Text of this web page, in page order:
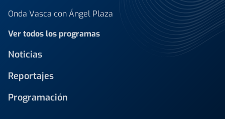
Onda Vasca con Ángel Plaza
Ver todos los programas
Noticias
Reportajes
Programación